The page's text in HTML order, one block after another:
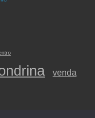
venda